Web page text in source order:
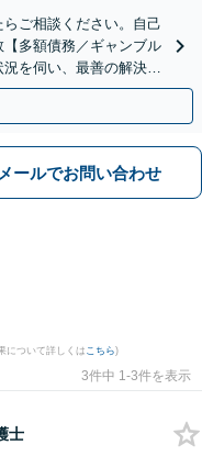
らご相談ください。自己
多額債務／ギャンブル
を伺い、最善の解決を
メールでお問い合わせ
について詳しくは こちら)
3件中 1-3件を表示
士